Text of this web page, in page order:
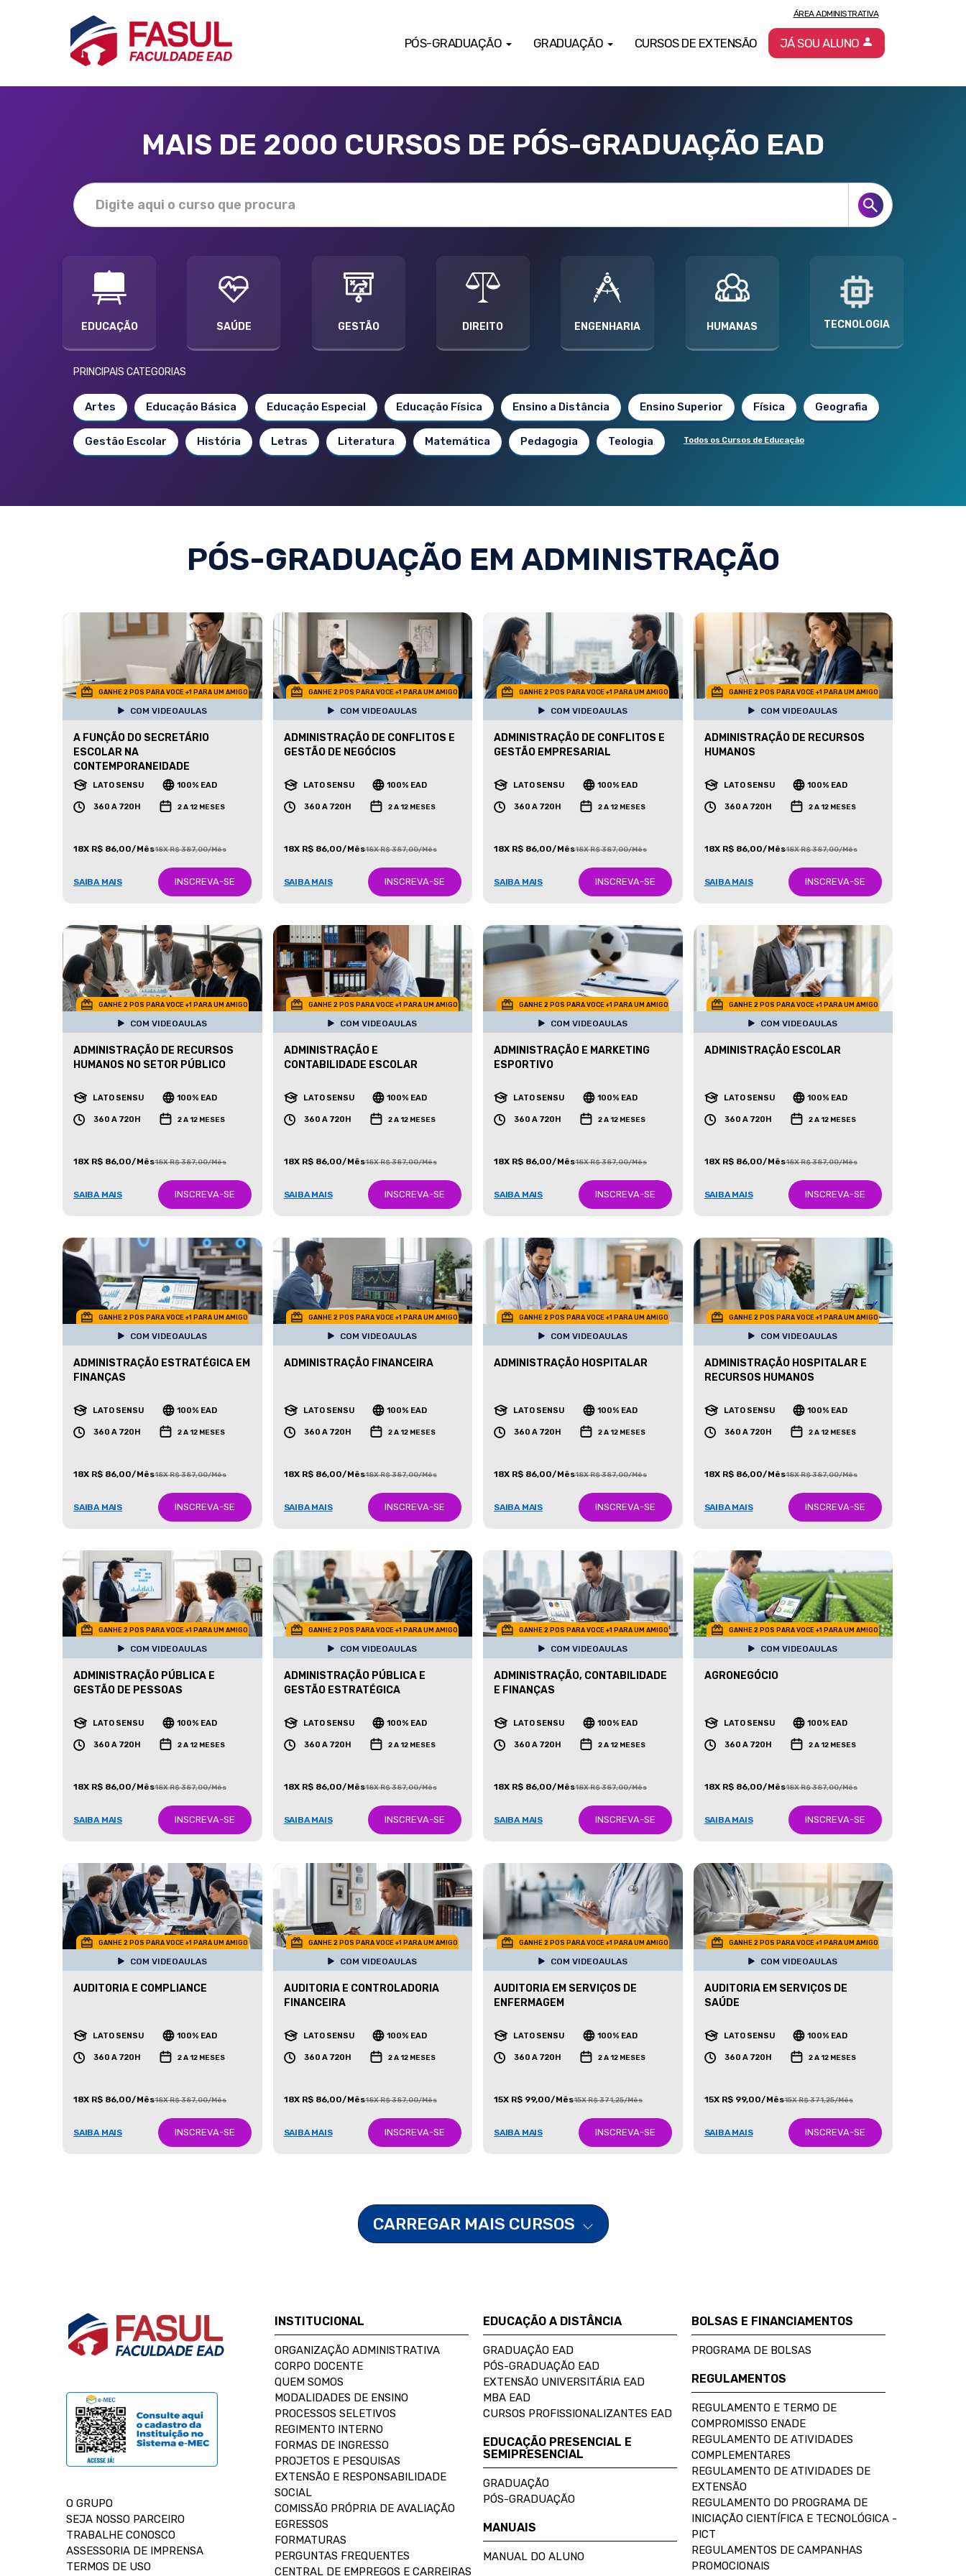
PÓS-GRADUAÇÃO GRADUAÇÃO CURSOS DE EXTENSÃO
ÁREA ADMINISTRATIVA
JÁ SOU ALUNO
MAIS DE 2000 CURSOS DE PÓS-GRADUAÇÃO EAD
EDUCAÇÃO SAÚDE GESTÃO DIREITO ENGENHARIA HUMANAS TECNOLOGIA
PRINCIPAIS CATEGORIAS
Artes Educação Básica Educação Especial Educação Física Ensino a Distância Ensino Superior Física Geografia
Gestão Escolar História Letras Literatura Matemática Pedagogia Teologia Todos os Cursos de Educação
PÓS-GRADUAÇÃO EM ADMINISTRAÇÃO
GANHE 2 POS PARA VOCE +1 PARA UM AMIGO
COM VIDEOAULAS
A FUNÇÃO DO SECRETÁRIO
ESCOLAR NA
CONTEMPORANEIDADE
LATO SENSU 100% EAD
360 A 720H 2 A 12 MESES
18X R$ 86,00/Mês18X R$ 387,00/Mês
SAIBA MAIS INSCREVA-SE
GANHE 2 POS PARA VOCE +1 PARA UM AMIGO
COM VIDEOAULAS
ADMINISTRAÇÃO DE CONFLITOS E
GESTÃO DE NEGÓCIOS
LATO SENSU 100% EAD
360 A 720H 2 A 12 MESES
18X R$ 86,00/Mês18X R$ 387,00/Mês
SAIBA MAIS INSCREVA-SE
GANHE 2 POS PARA VOCE +1 PARA UM AMIGO
COM VIDEOAULAS
ADMINISTRAÇÃO DE CONFLITOS E
GESTÃO EMPRESARIAL
LATO SENSU 100% EAD
360 A 720H 2 A 12 MESES
18X R$ 86,00/Mês18X R$ 387,00/Mês
SAIBA MAIS INSCREVA-SE
GANHE 2 POS PARA VOCE +1 PARA UM AMIGO
COM VIDEOAULAS
ADMINISTRAÇÃO DE RECURSOS
HUMANOS
LATO SENSU 100% EAD
360 A 720H 2 A 12 MESES
18X R$ 86,00/Mês18X R$ 387,00/Mês
SAIBA MAIS INSCREVA-SE
GANHE 2 POS PARA VOCE +1 PARA UM AMIGO
COM VIDEOAULAS
ADMINISTRAÇÃO DE RECURSOS
HUMANOS NO SETOR PÚBLICO
LATO SENSU 100% EAD
360 A 720H 2 A 12 MESES
18X R$ 86,00/Mês18X R$ 387,00/Mês
SAIBA MAIS INSCREVA-SE
GANHE 2 POS PARA VOCE +1 PARA UM AMIGO
COM VIDEOAULAS
ADMINISTRAÇÃO E
CONTABILIDADE ESCOLAR
LATO SENSU 100% EAD
360 A 720H 2 A 12 MESES
18X R$ 86,00/Mês18X R$ 387,00/Mês
SAIBA MAIS INSCREVA-SE
GANHE 2 POS PARA VOCE +1 PARA UM AMIGO
COM VIDEOAULAS
ADMINISTRAÇÃO E MARKETING
ESPORTIVO
LATO SENSU 100% EAD
360 A 720H 2 A 12 MESES
18X R$ 86,00/Mês18X R$ 387,00/Mês
SAIBA MAIS INSCREVA-SE
GANHE 2 POS PARA VOCE +1 PARA UM AMIGO
COM VIDEOAULAS
ADMINISTRAÇÃO ESCOLAR
LATO SENSU 100% EAD
360 A 720H 2 A 12 MESES
18X R$ 86,00/Mês18X R$ 387,00/Mês
SAIBA MAIS INSCREVA-SE
GANHE 2 POS PARA VOCE +1 PARA UM AMIGO
COM VIDEOAULAS
ADMINISTRAÇÃO ESTRATÉGICA EM
FINANÇAS
LATO SENSU 100% EAD
360 A 720H 2 A 12 MESES
18X R$ 86,00/Mês18X R$ 387,00/Mês
SAIBA MAIS INSCREVA-SE
GANHE 2 POS PARA VOCE +1 PARA UM AMIGO
COM VIDEOAULAS
ADMINISTRAÇÃO FINANCEIRA
LATO SENSU 100% EAD
360 A 720H 2 A 12 MESES
18X R$ 86,00/Mês18X R$ 387,00/Mês
SAIBA MAIS INSCREVA-SE
GANHE 2 POS PARA VOCE +1 PARA UM AMIGO
COM VIDEOAULAS
ADMINISTRAÇÃO HOSPITALAR
LATO SENSU 100% EAD
360 A 720H 2 A 12 MESES
18X R$ 86,00/Mês18X R$ 387,00/Mês
SAIBA MAIS INSCREVA-SE
GANHE 2 POS PARA VOCE +1 PARA UM AMIGO
COM VIDEOAULAS
ADMINISTRAÇÃO HOSPITALAR E
RECURSOS HUMANOS
LATO SENSU 100% EAD
360 A 720H 2 A 12 MESES
18X R$ 86,00/Mês18X R$ 387,00/Mês
SAIBA MAIS INSCREVA-SE
GANHE 2 POS PARA VOCE +1 PARA UM AMIGO
COM VIDEOAULAS
ADMINISTRAÇÃO PÚBLICA E
GESTÃO DE PESSOAS
LATO SENSU 100% EAD
360 A 720H 2 A 12 MESES
18X R$ 86,00/Mês18X R$ 387,00/Mês
SAIBA MAIS INSCREVA-SE
GANHE 2 POS PARA VOCE +1 PARA UM AMIGO
COM VIDEOAULAS
ADMINISTRAÇÃO PÚBLICA E
GESTÃO ESTRATÉGICA
LATO SENSU 100% EAD
360 A 720H 2 A 12 MESES
18X R$ 86,00/Mês18X R$ 387,00/Mês
SAIBA MAIS INSCREVA-SE
GANHE 2 POS PARA VOCE +1 PARA UM AMIGO
COM VIDEOAULAS
ADMINISTRAÇÃO, CONTABILIDADE
E FINANÇAS
LATO SENSU 100% EAD
360 A 720H 2 A 12 MESES
18X R$ 86,00/Mês18X R$ 387,00/Mês
SAIBA MAIS INSCREVA-SE
GANHE 2 POS PARA VOCE +1 PARA UM AMIGO
COM VIDEOAULAS
AGRONEGÓCIO
LATO SENSU 100% EAD
360 A 720H 2 A 12 MESES
18X R$ 86,00/Mês18X R$ 387,00/Mês
SAIBA MAIS INSCREVA-SE
GANHE 2 POS PARA VOCE +1 PARA UM AMIGO
COM VIDEOAULAS
AUDITORIA E COMPLIANCE
LATO SENSU 100% EAD
360 A 720H 2 A 12 MESES
18X R$ 86,00/Mês18X R$ 387,00/Mês
SAIBA MAIS INSCREVA-SE
GANHE 2 POS PARA VOCE +1 PARA UM AMIGO
COM VIDEOAULAS
AUDITORIA E CONTROLADORIA
FINANCEIRA
LATO SENSU 100% EAD
360 A 720H 2 A 12 MESES
18X R$ 86,00/Mês18X R$ 387,00/Mês
SAIBA MAIS INSCREVA-SE
GANHE 2 POS PARA VOCE +1 PARA UM AMIGO
COM VIDEOAULAS
AUDITORIA EM SERVIÇOS DE
ENFERMAGEM
LATO SENSU 100% EAD
360 A 720H 2 A 12 MESES
15X R$ 99,00/Mês15X R$ 371,25/Mês
SAIBA MAIS INSCREVA-SE
GANHE 2 POS PARA VOCE +1 PARA UM AMIGO
COM VIDEOAULAS
AUDITORIA EM SERVIÇOS DE
SAÚDE
LATO SENSU 100% EAD
360 A 720H 2 A 12 MESES
15X R$ 99,00/Mês15X R$ 371,25/Mês
SAIBA MAIS INSCREVA-SE
CARREGAR MAIS CURSOS
O GRUPO
SEJA NOSSO PARCEIRO
TRABALHE CONOSCO
ASSESSORIA DE IMPRENSA
TERMOS DE USO
INSTITUCIONAL
ORGANIZAÇÃO ADMINISTRATIVA
CORPO DOCENTE
QUEM SOMOS
MODALIDADES DE ENSINO
PROCESSOS SELETIVOS
REGIMENTO INTERNO
FORMAS DE INGRESSO
PROJETOS E PESQUISAS
EXTENSÃO E RESPONSABILIDADE
SOCIAL
COMISSÃO PRÓPRIA DE AVALIAÇÃO
EGRESSOS
FORMATURAS
PERGUNTAS FREQUENTES
CENTRAL DE EMPREGOS E CARREIRAS
EDUCAÇÃO A DISTÂNCIA
GRADUAÇÃO EAD
PÓS-GRADUAÇÃO EAD
EXTENSÃO UNIVERSITÁRIA EAD
MBA EAD
CURSOS PROFISSIONALIZANTES EAD
EDUCAÇÃO PRESENCIAL E
SEMIPRESENCIAL
GRADUAÇÃO
PÓS-GRADUAÇÃO
MANUAIS
MANUAL DO ALUNO
BOLSAS E FINANCIAMENTOS
PROGRAMA DE BOLSAS
REGULAMENTOS
REGULAMENTO E TERMO DE
COMPROMISSO ENADE
REGULAMENTO DE ATIVIDADES
COMPLEMENTARES
REGULAMENTO DE ATIVIDADES DE
EXTENSÃO
REGULAMENTO DO PROGRAMA DE
INICIAÇÃO CIENTÍFICA E TECNOLÓGICA -
PICT
REGULAMENTOS DE CAMPANHAS
PROMOCIONAIS